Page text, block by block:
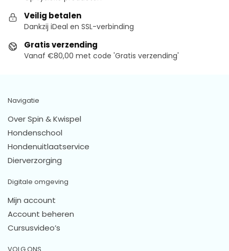
Veilig betalen
Dankzij iDeal en SSL-verbinding
Gratis verzending
Vanaf €80,00 met code 'Gratis verzending'
Navigatie
Over Spin & Kwispel
Hondenschool
Hondenuitlaatservice
Dierverzorging
Digitale omgeving
Mijn account
Account beheren
Cursusvideo’s
VOLG ONS